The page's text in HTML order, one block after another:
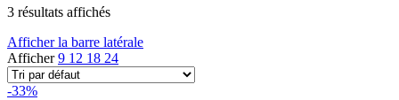
3 résultats affichés
Afficher la barre latérale
Afficher9 12 18 24
-33%